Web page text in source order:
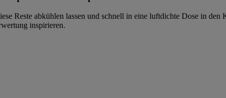
Reste abkühlen lassen und schnell in eine luftdichte Dose in
inspirieren.